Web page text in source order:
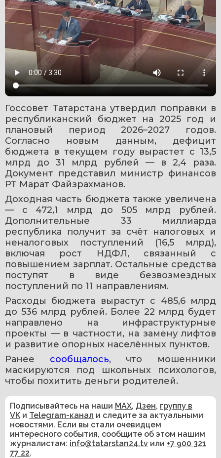
Госсовет Татарстана утвердил поправки в
республиканский бюджет на 2025 год и
плановый период 2026–2027 годов.
Согласно новым данным, дефицит
бюджета в текущем году вырастет с 13,5
млрд до 31 млрд рублей — в 2,4 раза.
Документ представил министр финансов
РТ Марат Файзрахманов.
Доходная часть бюджета также увеличена
— с 472,1 млрд до 505 млрд рублей.
Дополнительные 33 миллиарда
республика получит за счёт налоговых и
неналоговых поступлений (16,5 млрд),
включая рост НДФЛ, связанный с
повышением зарплат. Остальные средства
поступят в виде безвозмездных
поступлений по 11 направлениям.
Расходы бюджета вырастут с 485,6 млрд
до 536 млрд рублей. Более 22 млрд будет
направлено на инфраструктурные
проекты — в частности, на замену лифтов
и развитие опорных населённых пунктов.
Ранее сообщалось, что мошенники
маскируются под школьных психологов,
чтобы похитить деньги родителей.
Подписывайтесь на наши MAX, Дзен, группу в
VK и Telegram-канал и следите за актуальными
новостями. Если вы стали очевидцем
интересного события, сообщите об этом нашим
журналистам: info@tatarstan24.tv или +7 900 321
77 22.